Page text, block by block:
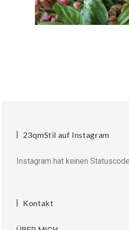
23qmStil auf Instagram
Instagram hat keinen
Kontakt